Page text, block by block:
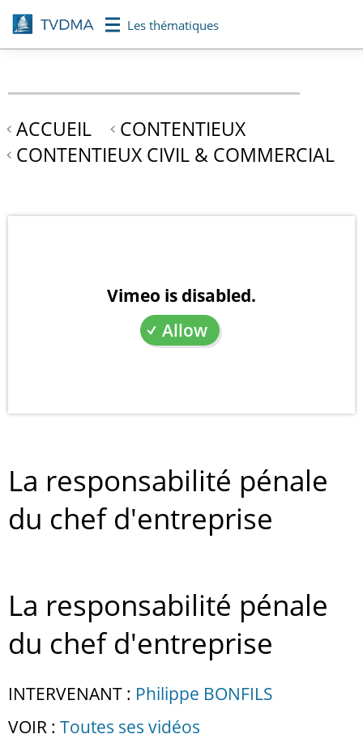
Aller
au
contenu
Les thématiques
ACCUEIL
CONTENTIEUX
CONTENTIEUX CIVIL & COMMERCIAL
Vimeo is disabled.
Allow
La responsabilité pénale
du chef d'entreprise
La responsabilité pénale
du chef d'entreprise
INTERVENANT : Philippe BONFILS
VOIR : Toutes ses vidéos